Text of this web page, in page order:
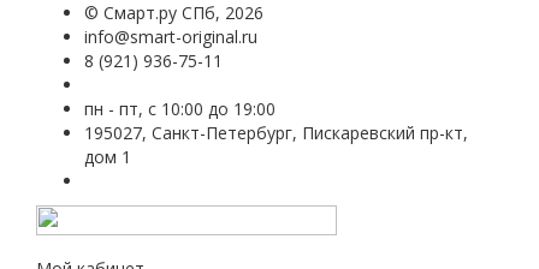
© Смарт.ру СПб, 2026
info@smart-original.ru
8 (921) 936-75-11
пн - пт, с 10:00 до 19:00
195027, Санкт-Петербург, Пискаревский пр-кт,
дом 1